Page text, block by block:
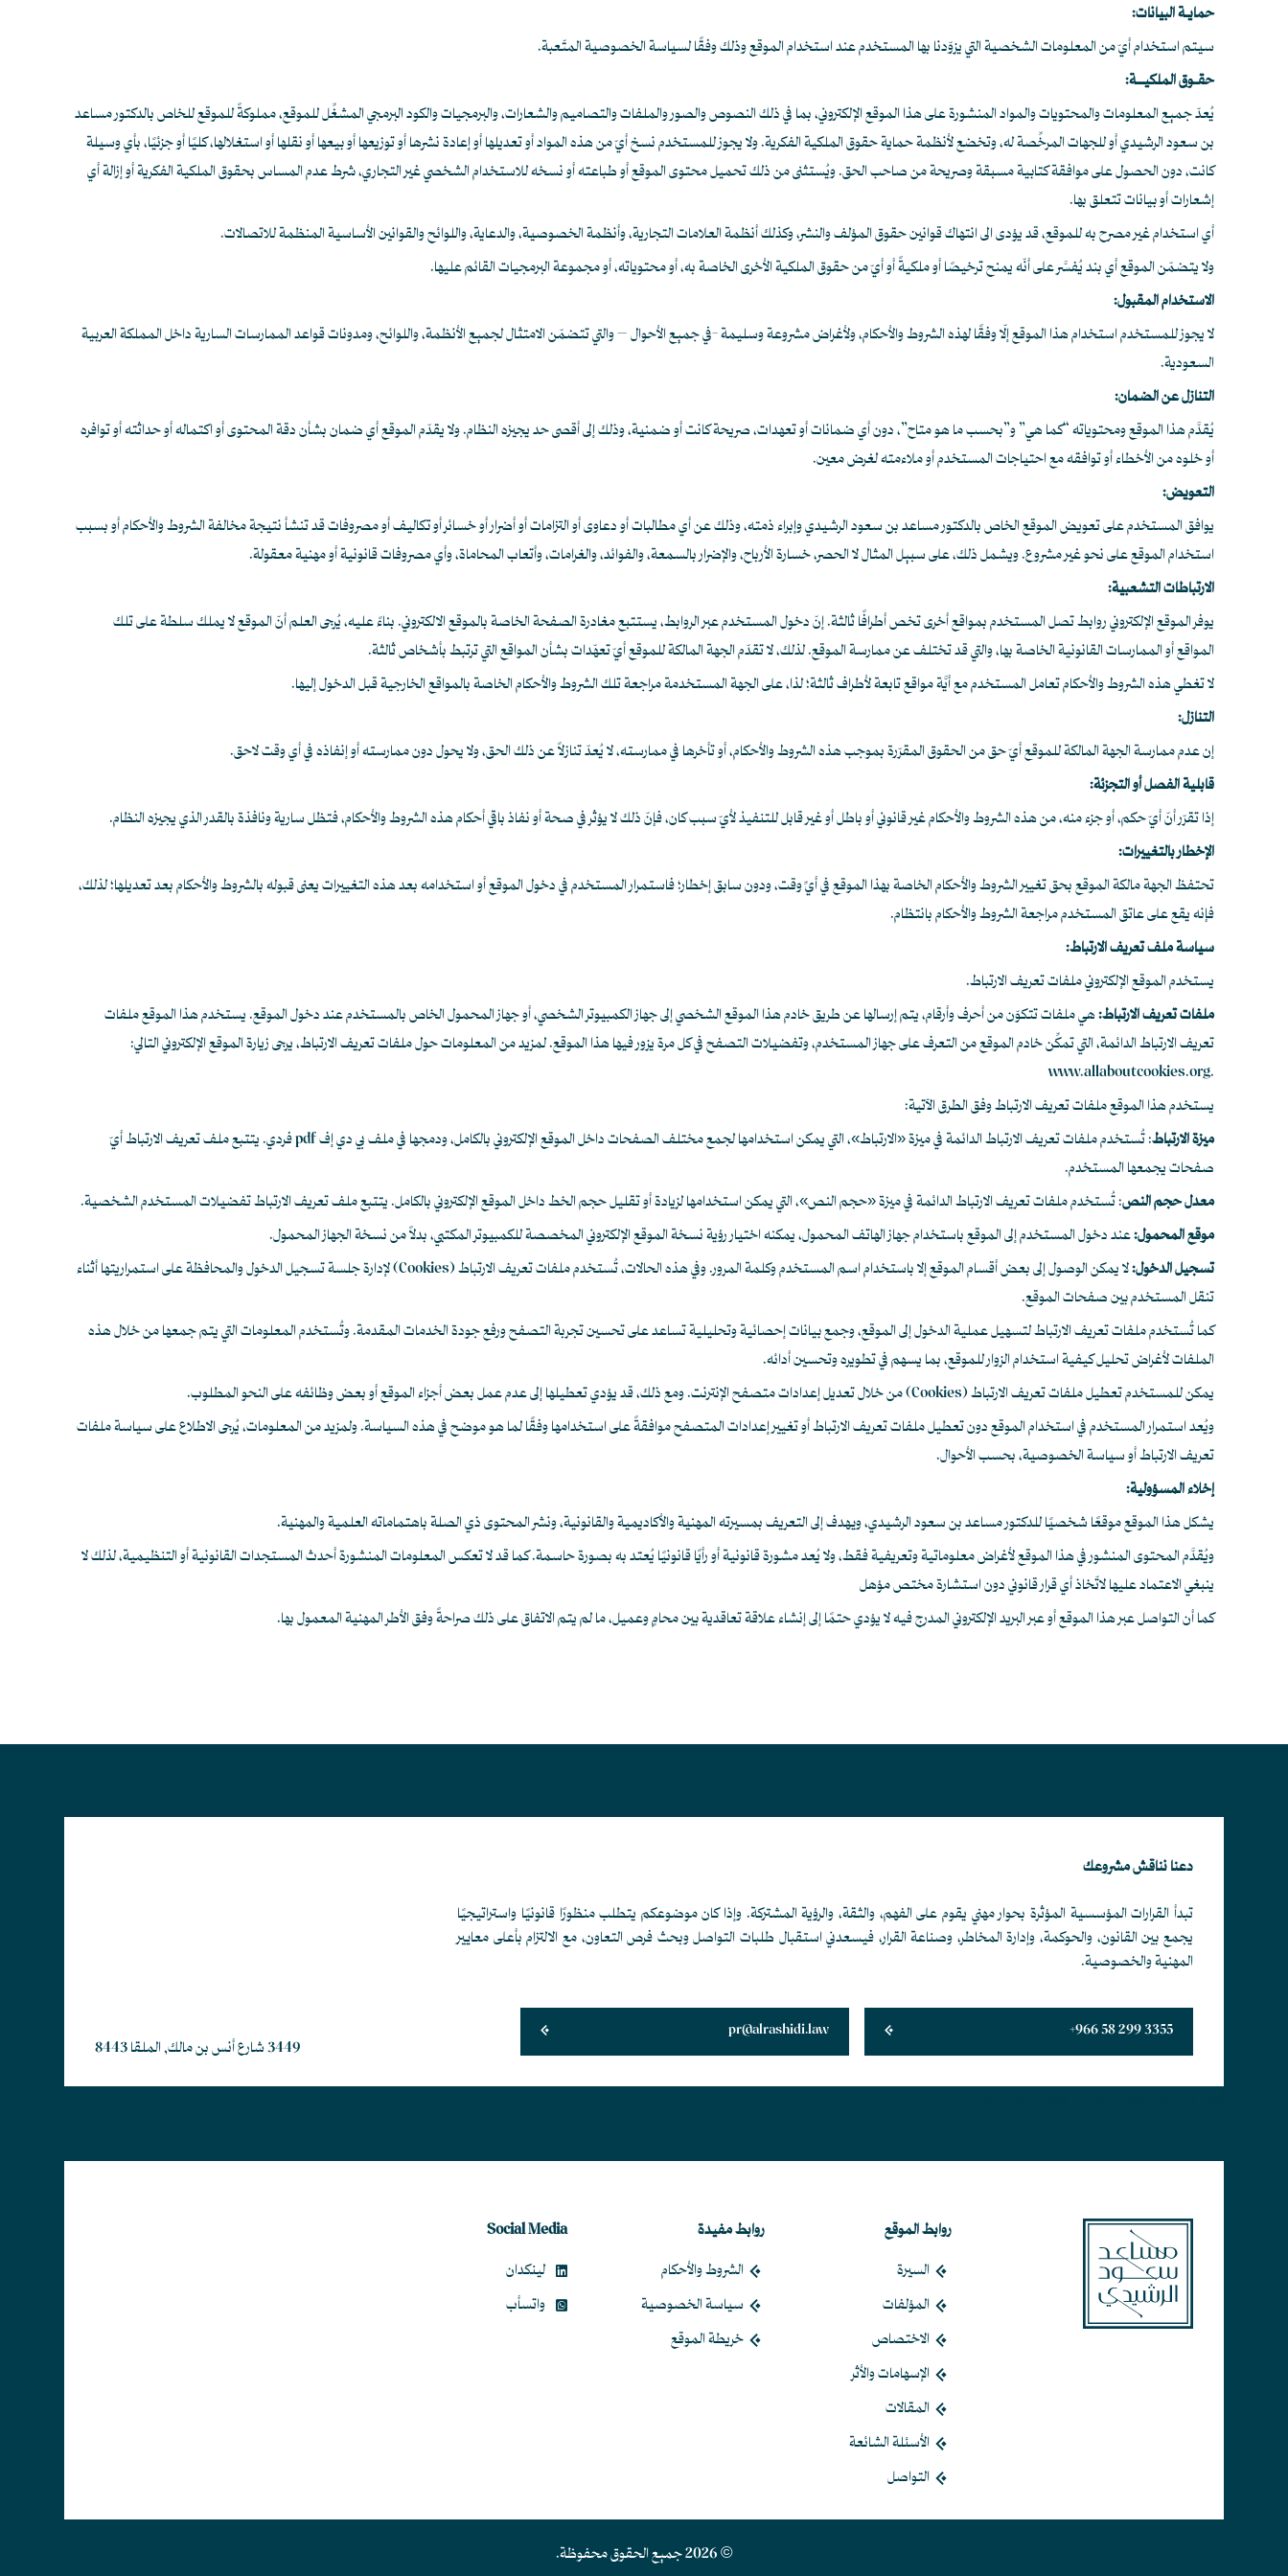
حمايـة البيانات:
سيتم استخدام أيّ من المعلومات الشخصية التي يزوّدنا بها المستخدم عند استخدام الموقع وذلك وفقًا لسياسة الخصوصية المتّعبة.
حقـوق الملكيــة:
يُعدّ جميع المعلومات والمحتويات والمواد المنشورة على هذا الموقع الإلكتروني، بما في ذلك النصوص والصور والملفات والتصاميم والشعارات، والبرمجيات والكود البرمجي المشغِّل للموقع، مملوكةً للموقع للخاص بالدكتور مساعد
بن سعود الرشيدي أو للجهات المرخِّصة له، وتخضع لأنظمة حماية حقوق الملكية الفكرية. ولا يجوز للمستخدم نسخ أيّ من هذه المواد أو تعديلها أو إعادة نشرها أو توزيعها أو بيعها أو نقلها أو استغلالها، كليًا أو جزئيًا، بأي وسيلة
كانت، دون الحصول على موافقة كتابية مسبقة وصريحة من صاحب الحق. ويُستثنى من ذلك تحميل محتوى الموقع أو طباعته أو نسخه للاستخدام الشخصي غير التجاري، شرط عدم المساس بحقوق الملكية الفكرية أو إزالة أي
إشعارات أو بيانات تتعلق بها.
أي استخدام غير مصرح به للموقع، قد يؤدى الى انتهاك قوانين حقوق المؤلف والنشر، وكذلك أنظمة العلامات التجارية، وأنظمة الخصوصية، والدعاية، واللوائح والقوانين الأساسية المنظمة للاتصالات.
ولا يتضمّن الموقع أي بند يُفسَّر على أنّه يمنح ترخيصًا أو ملكيةً أو أيّ من حقوق الملكية الأخرى الخاصة به، أو محتوياته، أو مجموعة البرمجيات القائم عليها.
الاستخدام المقبول:
لا يجوز للمستخدم استخدام هذا الموقع إلّا وفقًا لهذه الشروط والأحكام، ولأغراض مشروعة وسليمة -في جميع الأحوال – والتي تتضمّن الامتثال لجميع الأنظمة، واللوائح، ومدونات قواعد الممارسات السارية داخل المملكة العربية
السعودية.
التنازل عن الضمان:
يُقدَّم هذا الموقع ومحتوياته “كما هي” و”بحسب ما هو متاح”، دون أي ضمانات أو تعهدات، صريحة كانت أو ضمنية، وذلك إلى أقصى حد يجيزه النظام. ولا يقدّم الموقع أي ضمان بشأن دقة المحتوى أو اكتماله أو حداثته أو توافره
أو خلوه من الأخطاء أو توافقه مع احتياجات المستخدم أو ملاءمته لغرض معين.
التعويض:
يوافق المستخدم على تعويض الموقع الخاص بالدكتور مساعد بن سعود الرشيدي وإبراء ذمته، وذلك عن أي مطالبات أو دعاوى أو التزامات أو أضرار أو خسائر أو تكاليف أو مصروفات قد تنشأ نتيجة مخالفة الشروط والأحكام أو بسبب
استخدام الموقع على نحو غير مشروع. ويشمل ذلك، على سبيل المثال لا الحصر، خسارة الأرباح، والإضرار بالسمعة، والفوائد، والغرامات، وأتعاب المحاماة، وأي مصروفات قانونية أو مهنية معقولة.
الارتباطات التشعبية:
يوفر الموقع الإلكتروني روابط تصل المستخدم بمواقع أخرى تخص أطرافًا ثالثة. إنّ دخول المستخدم عبر الروابط، يستتبع مغادرة الصفحة الخاصة بالموقع الالكتروني. بناءً عليه، يُرجى العلم أنّ الموقع لا يملك سلطة على تلك
المواقع أو الممارسات القانونية الخاصة بها، والتي قد تختلف عن ممارسة الموقع. لذلك، لا تقدّم الجهة المالكة للموقع أيّ تعهّدات بشأن المواقع التي ترتبط بأشخاص ثالثة.
لا تغطي هذه الشروط والأحكام تعامل المستخدم مع أيَّة مواقع تابعة لأطراف ثالثة؛ لذا، على الجهة المستخدمة مراجعة تلك الشروط والأحكام الخاصة بالمواقع الخارجية قبل الدخول إليها.
التنازل:
إن عدم ممارسة الجهة المالكة للموقع أيّ حق من الحقوق المقرّرة بموجب هذه الشروط والأحكام، أو تأخرها في ممارسته، لا يُعدّ تنازلاً عن ذلك الحق، ولا يحول دون ممارسته أو إنفاذه في أي وقت لاحق.
قابلية الفصل أو التجزئة:
إذا تقرّر أنّ أيّ حكم، أو جزء منه، من هذه الشروط والأحكام غير قانوني أو باطل أو غير قابل للتنفيذ لأيّ سبب كان، فإنّ ذلك لا يؤثر في صحة أو نفاذ باقي أحكام هذه الشروط والأحكام، فتظل سارية ونافذة بالقدر الذي يجيزه النظام.
الإخطار بالتغييرات:
تحتفظ الجهة مالكة الموقع بحق تغيير الشروط والأحكام الخاصة بهذا الموقع في أيِّ وقت، ودون سابق إخطار؛ فاستمرار المستخدم في دخول الموقع أو استخدامه بعد هذه التغييرات يعنى قبوله بالشروط والأحكام بعد تعديلها؛ لذلك،
فإنه يقع على عاتق المستخدم مراجعة الشروط والأحكام بانتظام.
سياسة ملف تعريف الارتباط:
يستخدم الموقع الإلكتروني ملفات تعريف الارتباط.
ملفات تعريف الارتباط:هي ملفات تتكوّن من أحرف وأرقام، يتم إرسالها عن طريق خادم هذا الموقع الشخصي إلى جهاز الكمبيوتر الشخصي، أو جهاز المحمول الخاص بالمستخدم عند دخول الموقع. يستخدم هذا الموقع ملفات
تعريف الارتباط الدائمة، التي تمكِّن خادم الموقع من التعرف على جهاز المستخدم، وتفضيلات التصفح في كل مرة يزور فيها هذا الموقع. لمزيد من المعلومات حول ملفات تعريف الارتباط، يرجى زيارة الموقع الإلكتروني التالي:
.www.allaboutcookies.org
يستخدم هذا الموقع ملفات تعريف الارتباط وفق الطرق الآتية:
ميزة الارتباط
: تُستخدم ملفات تعريف الارتباط الدائمة في ميزة «الارتباط»، التي يمكن استخدامها لجمع مختلف الصفحات داخل الموقع الإلكتروني بالكامل، ودمجها في ملف بي دي إف pdf فردي. يتتبع ملف تعريف الارتباط أيّ
صفحات يجمعها المستخدم.
معدل حجم النص: تُستخدم ملفات تعريف الارتباط الدائمة في ميزة «حجم النص»، التي يمكن استخدامها لزيادة أو تقليل حجم الخط داخل الموقع الإلكتروني بالكامل. يتتبع ملف تعريف الارتباط تفضيلات المستخدم الشخصية.
موقع المحمول:عند دخول المستخدم إلى الموقع باستخدام جهاز الهاتف المحمول، يمكنه اختيار رؤية نسخة الموقع الإلكتروني المخصصة للكمبيوتر المكتبي، بدلاً من نسخة الجهاز المحمول.
تسجيل الدخول:
لا يمكن الوصول إلى بعض أقسام الموقع إلا باستخدام اسم المستخدم وكلمة المرور. وفي هذه الحالات، تُستخدم ملفات تعريف الارتباط (Cookies) لإدارة جلسة تسجيل الدخول والمحافظة على استمراريتها أثناء
تنقل المستخدم بين صفحات الموقع.
كما تُستخدم ملفات تعريف الارتباط لتسهيل عملية الدخول إلى الموقع، وجمع بيانات إحصائية وتحليلية تساعد على تحسين تجربة التصفح ورفع جودة الخدمات المقدمة. وتُستخدم المعلومات التي يتم جمعها من خلال هذه
الملفات لأغراض تحليل كيفية استخدام الزوار للموقع، بما يسهم في تطويره وتحسين أدائه.
يمكن للمستخدم تعطيل ملفات تعريف الارتباط (Cookies) من خلال تعديل إعدادات متصفح الإنترنت. ومع ذلك، قد يؤدي تعطيلها إلى عدم عمل بعض أجزاء الموقع أو بعض وظائفه على النحو المطلوب.
ويُعد استمرار المستخدم في استخدام الموقع دون تعطيل ملفات تعريف الارتباط أو تغيير إعدادات المتصفح موافقةً على استخدامها وفقًا لما هو موضح في هذه السياسة. ولمزيد من المعلومات، يُرجى الاطلاع على سياسة ملفات
تعريف الارتباط أو سياسة الخصوصية، بحسب الأحوال.
إخلاء المسؤولية:
يشكل هذا الموقع موقعًا شخصيًا للدكتور مساعد بن سعود الرشيدي، ويهدف إلى التعريف بمسيرته المهنية والأكاديمية والقانونية، ونشر المحتوى ذي الصلة باهتماماته العلمية والمهنية.
ويُقدَّم المحتوى المنشور في هذا الموقع لأغراض معلوماتية وتعريفية فقط، ولا يُعد مشورة قانونية أو رأيًا قانونيًا يُعتد به بصورة حاسمة. كما قد لا تعكس المعلومات المنشورة أحدث المستجدات القانونية أو التنظيمية، لذلك لا
ينبغي الاعتماد عليها لاتّخاذ أي قرار قانوني دون استشارة مختص مؤهل
كما أن التواصل عبر هذا الموقع أو عبر البريد الإلكتروني المدرج فيه لا يؤدي حتمًا إلى إنشاء علاقة تعاقدية بين محامٍ وعميل، ما لم يتم الاتفاق على ذلك صراحةً وفق الأطر المهنية المعمول بها.
دعنا نناقش مشروعك
تبدأ القرارات المؤسسية المؤثرة بحوار مهني يقوم على الفهم، والثقة، والرؤية المشتركة. وإذا كان موضوعكم يتطلب منظورًا قانونيًا واستراتيجيًا
يجمع بين القانون، والحوكمة، وإدارة المخاطر، وصناعة القرار، فيسعدني استقبال طلبات التواصل وبحث فرص التعاون، مع الالتزام بأعلى معايير
المهنية والخصوصية.
+966 58 299 3355
pr@alrashidi.law
3449 شارع أنس بن مالك, الملقا 8443
روابط الموقع
السيرة
المؤلفات
الاختصاص
الإسهامات والأثر
المقالات
الأسئلة الشائعة
التواصل
روابط مفيدة
الشروط والأحكام
سياسة الخصوصية
خريطة الموقع
Social Media
لينكدان
واتسأب
© 2026 جميع الحقوق محفوظة.